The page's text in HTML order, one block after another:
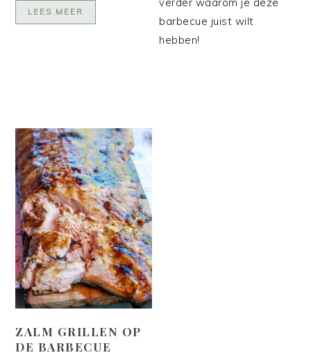
LEES MEER
barbecue juist wilt
hebben!
ZALM GRILLEN OP
DE BARBECUE